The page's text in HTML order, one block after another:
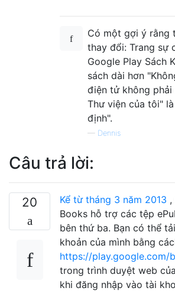
Có một gợi ý rằng
thay đổi: Trang sự
Google Play Sách
sách dài hơn
điện tử không phải
Thư viện của tôi"
định".
— Dennis
Câu trả lời:
20 Kể từ tháng 3 năm 2013 ,
Books hỗ trợ các tệp
bên thứ ba. Bạn có thể
khoản của mình bằng
https://play.google.com/
trong trình duyệt web
khi đăng nhập vào tài